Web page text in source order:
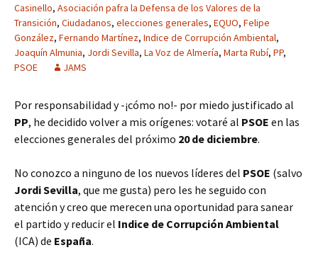
Casinello, Asociación pafra la Defensa de los Valores de la
Transición, Ciudadanos, elecciones generales, EQUO, Felipe
González, Fernando Martínez, Indice de Corrupción Ambiental,
Joaquín Almunia, Jordi Sevilla, La Voz de Almería, Marta Rubí, PP,
PSOE
JAMS
Por responsabilidad y -¡cómo no!- por miedo justificado al
PP, he decidido volver a mis orígenes: votaré al PSOE en las
elecciones generales del próximo 20 de diciembre.
No conozco a ninguno de los nuevos líderes del PSOE (salvo
Jordi Sevilla, que me gusta) pero les he seguido con
atención y creo que merecen una oportunidad para sanear
el partido y reducir el Indice de Corrupción Ambiental
(ICA) de España.